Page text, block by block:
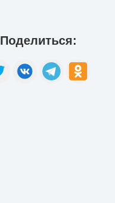
Поделиться: